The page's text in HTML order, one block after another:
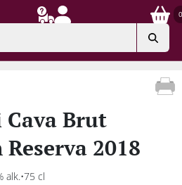
0
Brut
2018
alk. 75 cl